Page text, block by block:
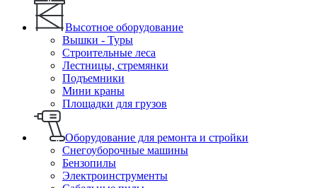
Высотное оборудование
Вышки - Туры
Строительные леса
Лестницы, стремянки
Подъемники
Мини краны
Площадки для грузов
Оборудование для ремонта и стройки
Снегоуборочные машины
Бензопилы
Электроинструменты